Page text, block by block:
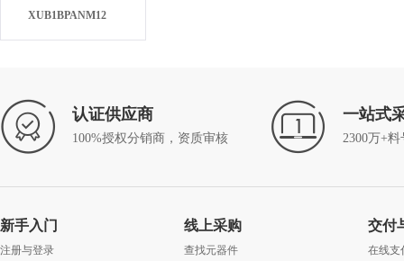
XUB1BPANM12
认证供应商
100%授权分销商，资质审核
一站式
2300万+
新手入门
注册与登录
线上采购
查找元器件
交付
在线支